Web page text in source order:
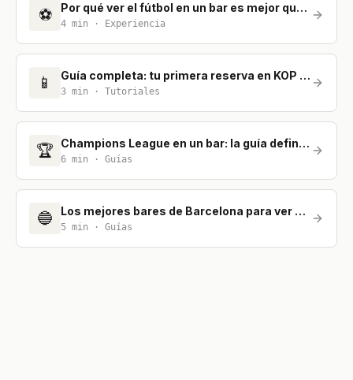
⚽ Por qué ver el fútbol en un bar es mejor que en casa
4 min · Experiencia
📱 Guía completa: tu primera reserva en KOP Stadium
3 min · Tutoriales
🏆 Champions League en un bar: la guía definitiva para no perderte nada
6 min · Guías
🔵 Los mejores bares de Barcelona para ver el fútbol
5 min · Guías